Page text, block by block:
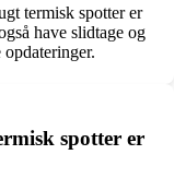
termisk spotter er
have slidtage og
spotter er